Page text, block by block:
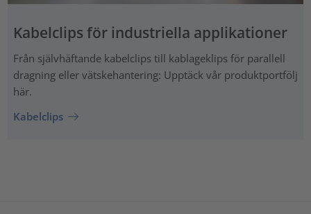
Kabelclips för industriella applikationer
Från självhäftande kabelclips till kablageklips för parallell
dragning eller vätskehantering: Upptäck vår produktportfölj
här.
Kabelclips